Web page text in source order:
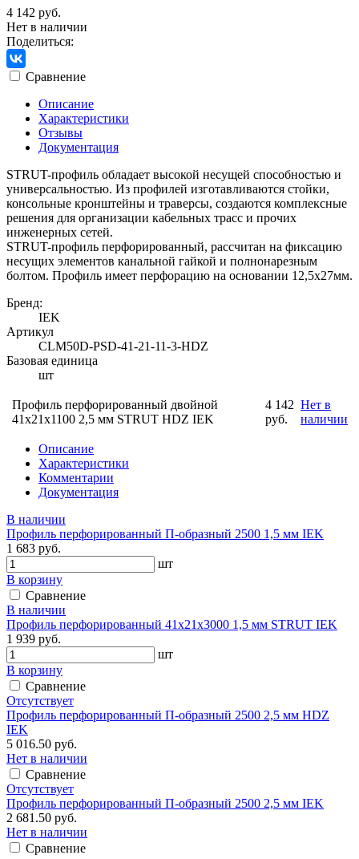
4 142 руб.
Нет в наличии
Поделиться:
Сравнение
Описание
Характеристики
Отзывы
Документация
STRUT-профиль обладает высокой несущей способностью и
универсальностью. Из профилей изготавливаются стойки,
консольные кронштейны и траверсы, создаются комплексные
решения для организации кабельных трасс и прочих
инженерных сетей.
STRUT-профиль перфорированный, рассчитан на фиксацию
несущих элементов канальной гайкой и полнонарезным
болтом. Профиль имеет перфорацию на основании 12,5х27мм.
Бренд:
IEK
Артикул
CLM50D-PSD-41-21-11-3-HDZ
Базовая единица
шт
Профиль перфорированный двойной
41х21х1100 2,5 мм STRUT HDZ IEK
4 142
руб.
Нет в
наличии
Описание
Характеристики
Комментарии
Документация
В наличии
Профиль перфорированный П-образный 2500 1,5 мм IEK
1 683 руб.
шт
В корзину
Сравнение
В наличии
Профиль перфорированный 41х21х3000 1,5 мм STRUT IEK
1 939 руб.
шт
В корзину
Сравнение
Отсутствует
Профиль перфорированный П-образный 2500 2,5 мм HDZ
IEK
5 016.50 руб.
Нет в наличии
Сравнение
Отсутствует
Профиль перфорированный П-образный 2500 2,5 мм IEK
2 681.50 руб.
Нет в наличии
Сравнение